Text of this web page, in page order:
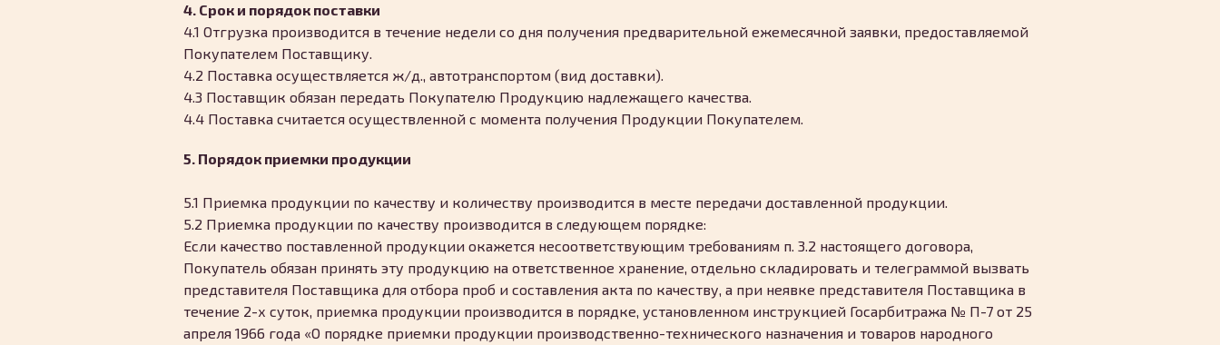
4. Срок и порядок поставки
4.1 Отгрузка производится в течение недели со дня получения предварительной ежемесячной заявки, предоставляемой
Покупателем Поставщику.
4.2 Поставка осуществляется ж/д., автотранспортом (вид доставки).
4.3 Поставщик обязан передать Покупателю Продукцию надлежащего качества.
4.4 Поставка считается осуществленной с момента получения Продукции Покупателем.
5. Порядок приемки продукции
5.1 Приемка продукции по качеству и количеству производится в месте передачи доставленной продукции.
5.2 Приемка продукции по качеству производится в следующем порядке:
Если качество поставленной продукции окажется несоответствующим требованиям п. 3.2 настоящего договора,
Покупатель обязан принять эту продукцию на ответственное хранение, отдельно складировать и телеграммой вызвать
представителя Поставщика для отбора проб и составления акта по качеству, а при неявке представителя Поставщика в
течение 2-х суток, приемка продукции производится в порядке, установленном инструкцией Госарбитража № П-7 от 25
апреля 1966 года «О порядке приемки продукции производственно-технического назначения и товаров народного